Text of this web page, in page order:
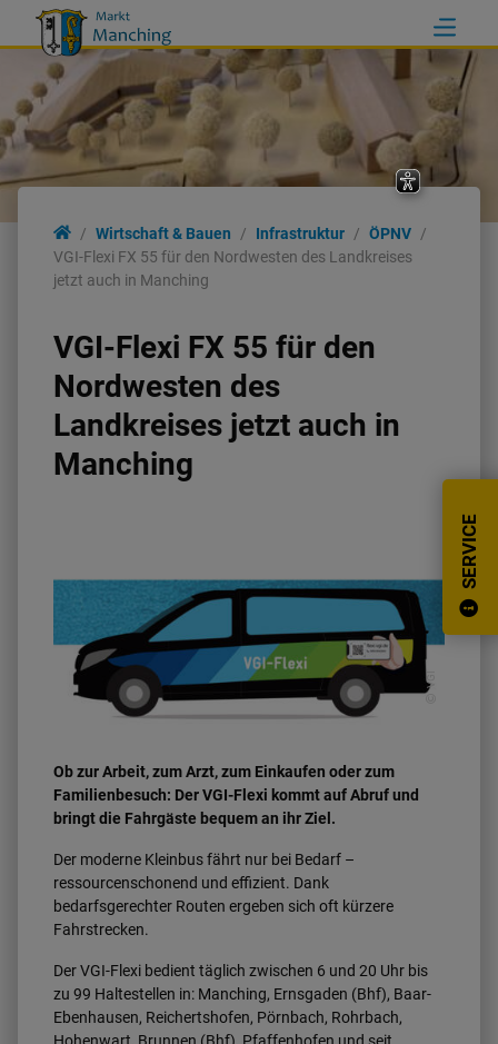
SERVICE
Wirtschaft & Bauen Infrastruktur
ÖPNV
VGI-Flexi FX 55 für den Nordwesten des Landkreises
jetzt auch in Manching
VGI-Flexi FX 55 für den
Nordwesten des
Landkreises jetzt auch in
Manching
VGI
Ob zur Arbeit, zum Arzt, zum Einkaufen oder zum
Familienbesuch: Der VGI-Flexi kommt auf Abruf und
bringt die Fahrgäste bequem an ihr Ziel.
Der moderne Kleinbus fährt nur bei Bedarf –
ressourcenschonend und effizient. Dank
bedarfsgerechter Routen ergeben sich oft kürzere
Fahrstrecken.
Der VGI-Flexi bedient täglich zwischen 6 und 20 Uhr bis
zu 99 Haltestellen in: Manching, Ernsgaden (Bhf), Baar-
Ebenhausen, Reichertshofen, Pörnbach, Rohrbach,
Hohenwart, Brunnen (Bhf), Pfaffenhofen und seit